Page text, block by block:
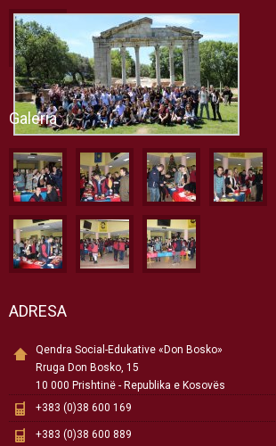
Galeria
ADRESA
Qendra Social-Edukative «Don Bosko»
Rruga Don Bosko, 15
10 000 Prishtinë - Republika e Kosovës
+383 (0)38 600 169
+383 (0)38 600 889